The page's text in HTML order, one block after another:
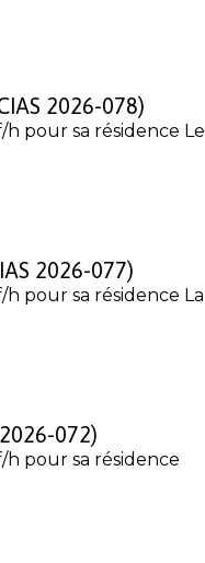
2026-078)
pour sa résidence Le
2026-077)
pour sa résidence La
072)
h pour sa résidence